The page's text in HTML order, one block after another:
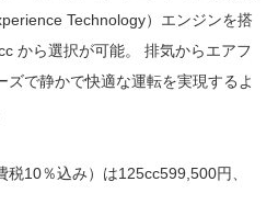
Technology）エンジンを搭
から選択が可能。 排気からエアフ
ズで静かで快適な運転を実現するよ
税10％込み）は125cc599,500円、